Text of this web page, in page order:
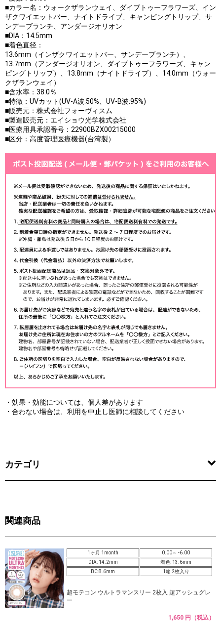
■カラー名：ウォークザランウェイ、ダイブトゥーフラワーズ、イン
ザクワイエットバー、ナイトドライブ、キャンピングトリップ、サ
ンデーブランチ、アンダージオリオン
■DIA：14.5mm
■着色直径：
13.6mm（インザクワイエットバー、サンデーブランチ）、
13.7mm（アンダージオリオン、ダイブトゥーフラワーズ、キャン
ピングトリップ）、13.8mm（ナイトドライブ）、14.0mm（ウォー
クザランウェイ）
■含水率：38.0％
■特徴：UVカット(UV-A波:50%、UV-B波:95%)
■販売元：株式会社フォーヴィスム
■製造販売元：エイショウ光学株式会社
■医療用具承認番号：22900BZX00215000
■区分：高度管理医療機器(台湾製）
・効果・効能については、個人差があります
・合わない場合は、利用を中止し医師に相談してください
カテゴリ
関連商品
1ヶ月 1month
0.00～ -6.00
DIA: 14.2mm
着色: 13.6mm
BC 8.6mm
1箱 2枚入り
超モテコン ウルトラマンスリー 2枚入 超アッシュグレ
ー
1,650 円（税込）